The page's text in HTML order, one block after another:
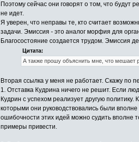
Поэтому сейчас они говорят о том, что будут
не идет.
Я уверен, что неправы те, кто считает
задачи. Эмиссия - это аналог морфия для
Благосостояние создается трудом. Эмиссия
Цитата:
А также прошу объяснить мне, что мешает
Вторая ссылка у меня не работает. Скажу по
1. Отставка Кудрина ничего не решит. Если
Кудрин с успехом реализует другую
которыми они руководствовались были
ошибочности этих идей можно судить вполне
примеры привести.